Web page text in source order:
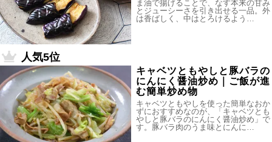
ま油で揚げることで、なす本来の甘み
とジューシーさを引き出せる一品。外
は香ばしく、中はとろけるよう…
人気5位
キャベツともやしと豚バラの
にんにく醤油炒め｜ご飯が進
む簡単炒め物
キャベツともやしを使った簡単なおか
ずにおすすめなのが、「キャベツとも
やしと豚バラのにんにく醤油炒め」で
す。豚バラ肉のうま味とにんに…